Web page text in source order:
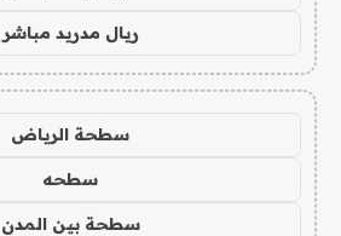
ريال مدريد مباشر
سطحة الرياض
سطحه
سطحة بين المدن